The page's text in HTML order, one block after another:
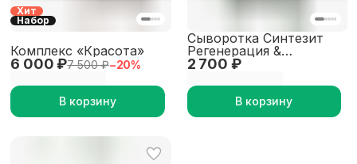
Хит
Набор
6 000 ₽7 500 ₽−20%
Комплекс «Красота»
В корзину
2 700 ₽
Сыворотка Синтезит
Регенерация &
Омоложение
В корзину